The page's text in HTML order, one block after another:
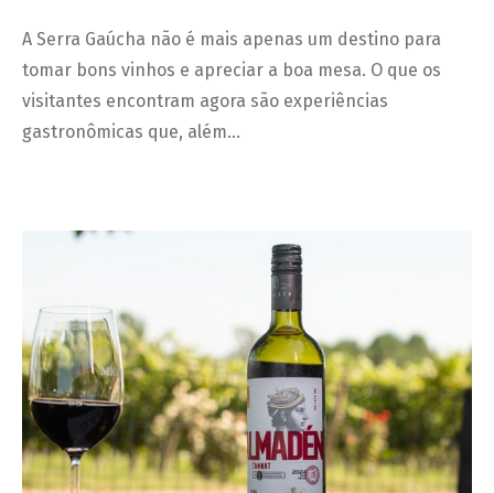
A Serra Gaúcha não é mais apenas um destino para
tomar bons vinhos e apreciar a boa mesa. O que os
visitantes encontram agora são experiências
gastronômicas que, além…